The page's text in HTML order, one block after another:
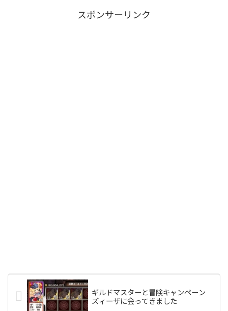
スポンサーリンク
ギルドマスターと冒険キャンペーン
ズィーザに会ってきました